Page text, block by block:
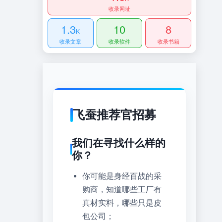
收录网址
1.3K
收录文章
10
收录软件
8
收录书籍
飞蚕推荐官招募
我们在寻找什么样的
你？
你可能是身经百战的采
购商，知道哪些工厂有
真材实料，哪些只是皮
包公司；